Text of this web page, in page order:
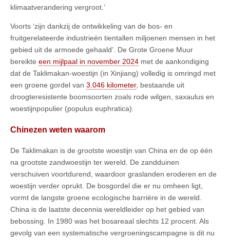
klimaatverandering vergroot.’
Voorts ‘zijn dankzij de ontwikkeling van de bos- en
fruitgerelateerde industrieën tientallen miljoenen mensen in het
gebied uit de armoede gehaald’. De Grote Groene Muur
bereikte een mijlpaal in november 2024 met de aankondiging
dat de Taklimakan-woestijn (in Xinjiang) volledig is omringd met
een groene gordel van 3.046 kilometer, bestaande uit
droogteresistente boomsoorten zoals rode wilgen, saxaulus en
woestijnpopulier (populus euphratica).
Chinezen weten waarom
De Taklimakan is de grootste woestijn van China en de op één
na grootste zandwoestijn ter wereld. De zandduinen
verschuiven voortdurend, waardoor graslanden eroderen en de
woestijn verder oprukt. De bosgordel die er nu omheen ligt,
vormt de langste groene ecologische barrière in de wereld.
China is de laatste decennia wereldleider op het gebied van
bebossing. In 1980 was het bosareaal slechts 12 procent. Als
gevolg van een systematische vergroeningscampagne is dit nu